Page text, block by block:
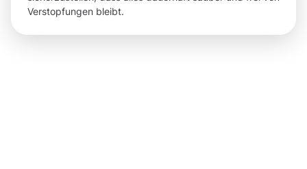
Verstopfungen bleibt.